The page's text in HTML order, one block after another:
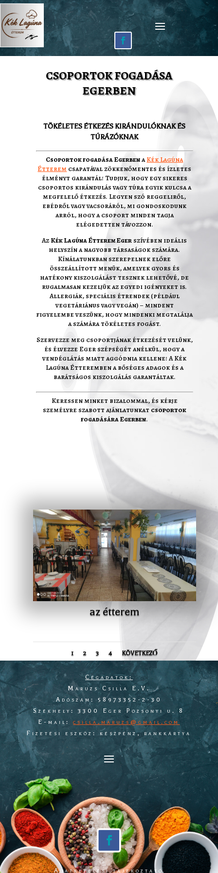
CSOPORTOK FOGADÁSA
EGERBEN
TÖKÉLETES ÉTKEZÉS KIRÁNDULÓKNAK ÉS
TÚRÁZÓKNAK
Csoportok fogadása EgerbenaKék Lagúna
Étterem csapatával zökkenőmentes és ízletes
élményt garantál! Tudjuk, hogy egy sikeres
csoportos kirándulás vagy túra egyik kulcsa a
megfelelő étkezés. Legyen szó reggeliről,
ebédről vagy vacsoráról, mi gondoskodunk
arról, hogy a csoport minden tagja
elégedetten távozzon.
Az Kék Lagúna Étterem Eger szívében ideális
helyszín a nagyobb társaságok számára.
Kínálatunkban szerepelnek előre
összeállított menük, amelyek gyors és
hatékony kiszolgálást tesznek lehetővé, de
rugalmasan kezeljük az egyedi igényeket is.
Allergiák, speciális étrendek (például
vegetáriánus vagy vegán) – mindent
figyelembe veszünk, hogy mindenki megtalálja
a számára tökéletes fogást.
Szervezze meg csoportjának étkezését velünk,
és élvezze Eger szépségét anélkül, hogy a
vendéglátás miatt aggódnia kellene! A Kék
Lagúna Étteremben a bőséges adagok és a
barátságos kiszolgálás garantáltak.
Keressen minket bizalommal, és kérje
személyre szabott ajánlatunkat csoportok
fogadására Egerben.
az étterem
1 2 3 4 KÖVETKEZŐ
Cégadatok:
Maruzs Csilla E.V.
Adószám: 58973352-2-30
Székhely: 3300 Eger Pozsonyi u. 8
E-mail:csilla.maruzs@gmail.com
Fizetési eszköz: készpénz, bankkártya
Adatkezelési tájékoztató